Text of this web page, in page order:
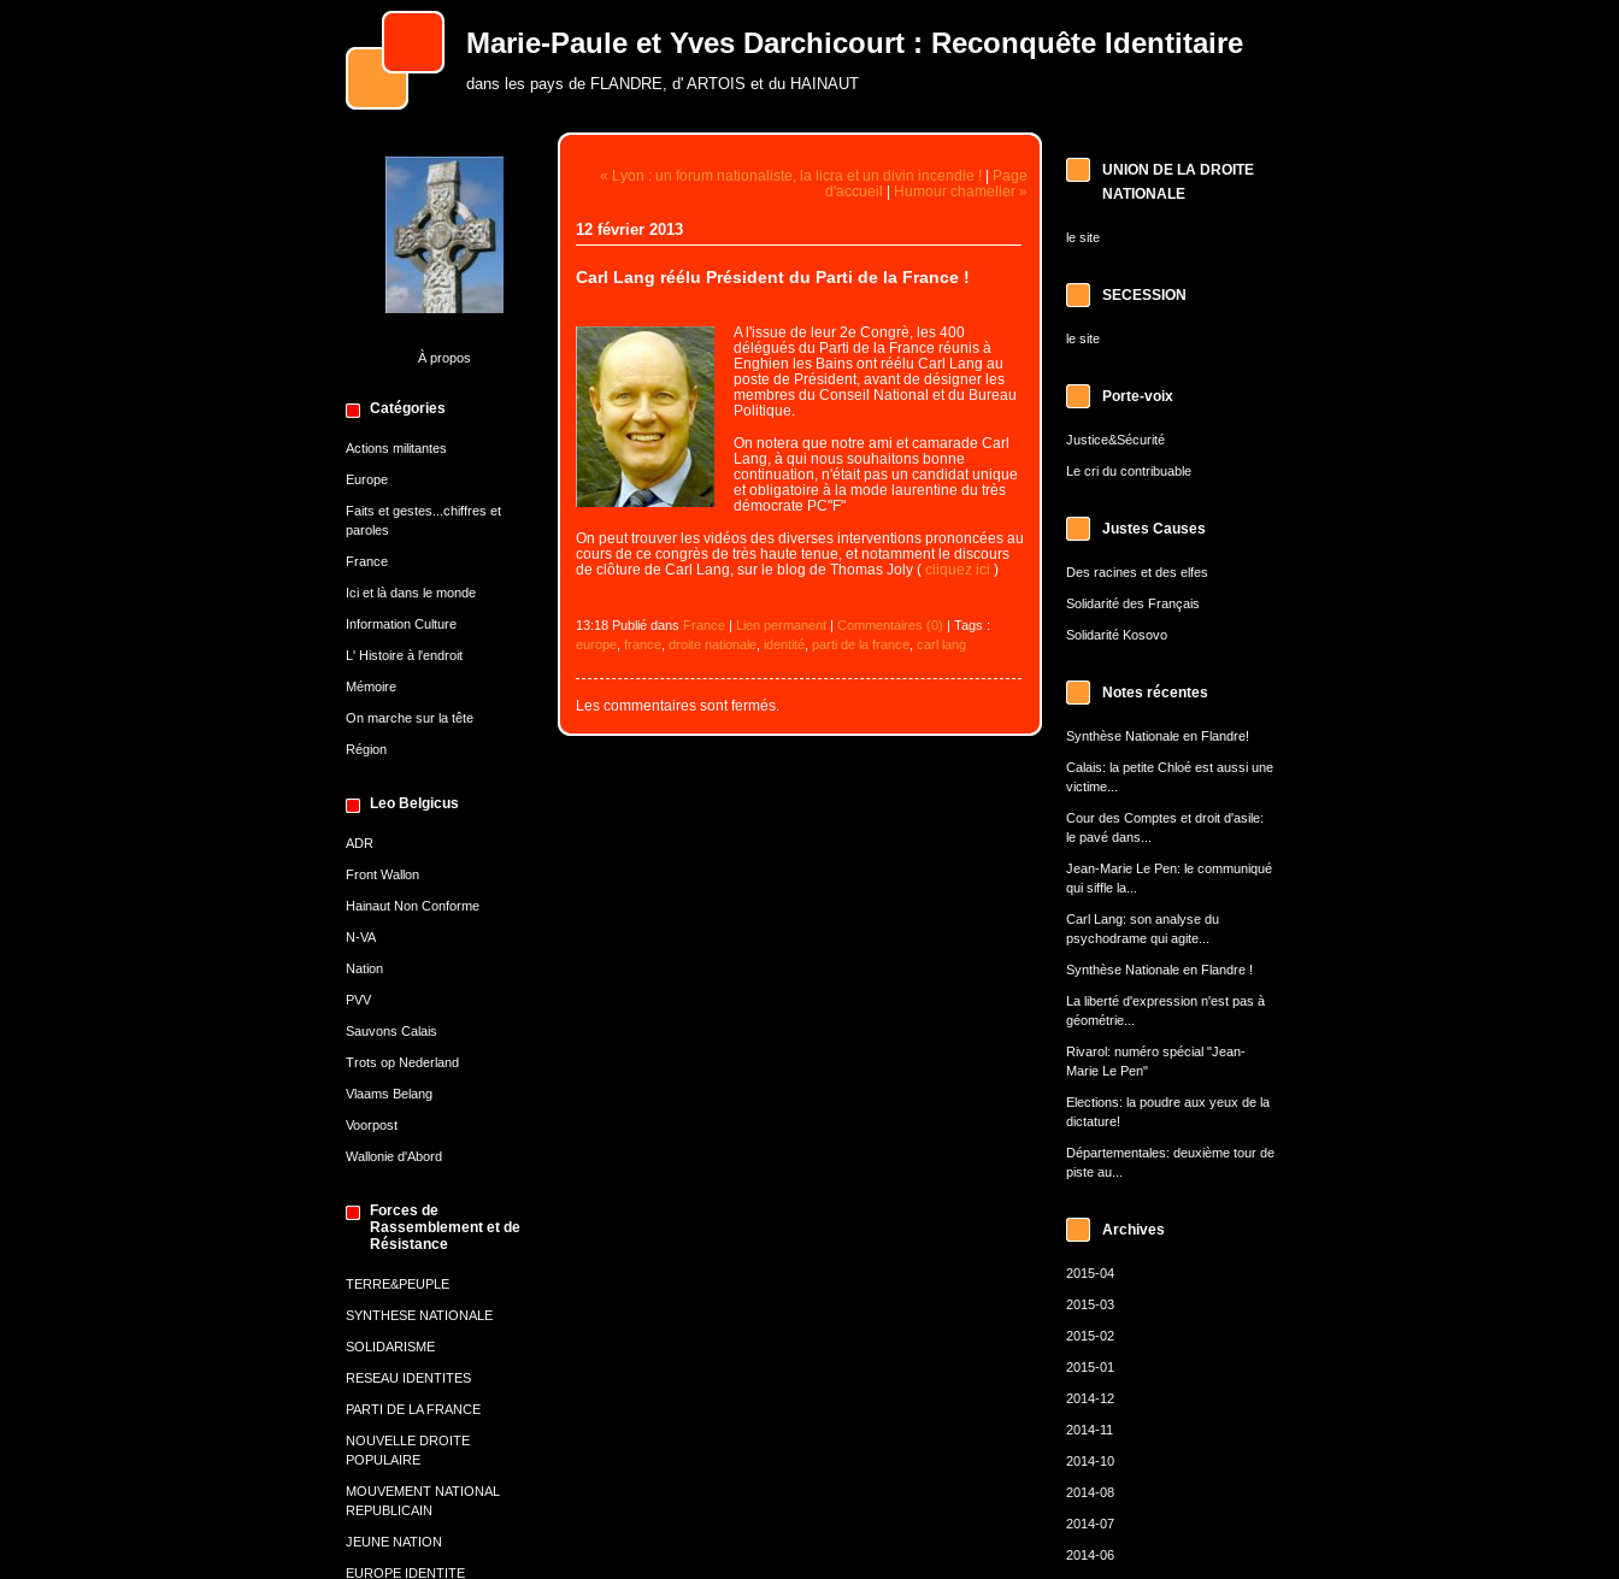
Marie-Paule et Yves Darchicourt : Reconquête Identitaire
dans les pays de FLANDRE, d' ARTOIS et du HAINAUT
À propos
Catégories
Actions militantes
Europe
Faits et gestes...chiffres et
paroles
France
Ici et là dans le monde
Information Culture
L' Histoire à l'endroit
Mémoire
On marche sur la tête
Région
Leo Belgicus
ADR
Front Wallon
Hainaut Non Conforme
N-VA
Nation
PVV
Sauvons Calais
Trots op Nederland
Vlaams Belang
Voorpost
Wallonie d'Abord
Forces de
Rassemblement et de
Résistance
TERRE&PEUPLE
SYNTHESE NATIONALE
SOLIDARISME
RESEAU IDENTITES
PARTI DE LA FRANCE
NOUVELLE DROITE
POPULAIRE
MOUVEMENT NATIONAL
REPUBLICAIN
JEUNE NATION
EUROPE IDENTITE
UNION DE LA DROITE
NATIONALE
le site
SECESSION
le site
Porte-voix
Justice&Sécurité
Le cri du contribuable
Justes Causes
Des racines et des elfes
Solidarité des Français
Solidarité Kosovo
Notes récentes
Synthèse Nationale en Flandre!
Calais: la petite Chloé est aussi une
victime...
Cour des Comptes et droit d'asile:
le pavé dans...
Jean-Marie Le Pen: le communiqué
qui siffle la...
Carl Lang: son analyse du
psychodrame qui agite...
Synthèse Nationale en Flandre !
La liberté d'expression n'est pas à
géométrie...
Rivarol: numéro spécial "Jean-
Marie Le Pen"
Elections: la poudre aux yeux de la
dictature!
Départementales: deuxième tour de
piste au...
Archives
2015-04
2015-03
2015-02
2015-01
2014-12
2014-11
2014-10
2014-08
2014-07
2014-06
« Lyon : un forum nationaliste, la licra et un divin incendie !| Page
d'accueil | Humour chamelier »
12 février 2013
Carl Lang réélu Président du Parti de la France !
A l'issue de leur 2e Congrè, les 400
délégués du Parti de la France réunis à
Enghien les Bains ont réélu Carl Lang au
poste de Président, avant de désigner les
membres du Conseil National et du Bureau
Politique.
On notera que notre ami et camarade Carl
Lang, à qui nous souhaitons bonne
continuation, n'était pas un candidat unique
et obligatoire à la mode laurentine du très
démocrate PC"F"
On peut trouver les vidéos des diverses interventions prononcées au
cours de ce congrès de très haute tenue, et notamment le discours
de clôture de Carl Lang, sur le blog de Thomas Joly ( cliquez ici )
13:18 Publié dans France| Lien permanent| Commentaires (0) | Tags :
europe, france, droite nationale, identité, parti de la france, carl lang
Les commentaires sont fermés.